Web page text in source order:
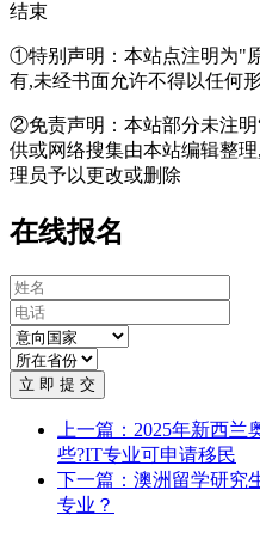
结束
①特别声明：本站点注明为"
有,未经书面允许不得以任何
②免责声明：本站部分未注明
供或网络搜集由本站编辑整
理员予以更改或删除
在线报名
立 即 提 交
上一篇：2025年新西
些?IT专业可申请移民
下一篇：澳洲留学研究
专业？